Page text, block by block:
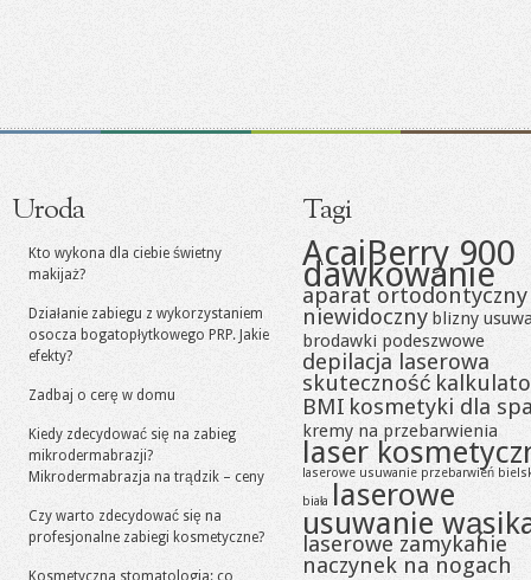
Uroda
Kto wykona dla ciebie świetny
makijaż?
Działanie zabiegu z wykorzystaniem
osocza bogatopłytkowego PRP. Jakie
efekty?
Zadbaj o cerę w domu
Kiedy zdecydować się na zabieg
mikrodermabrazji?
Mikrodermabrazja na trądzik – ceny
Czy warto zdecydować się na
profesjonalne zabiegi kosmetyczne?
Kosmetyczna stomatologia: co
Tagi
AcaiBerry 900
dawkowanie
aparat ortodontyczny
niewidoczny blizny
brodawki podeszwowe
depilacja laserowa
skuteczność
BMI kosmetyki dla
kremy na przebarwienia
laser
laserowe usuwanie przebarwień
biała laserowe
usuwanie
laserowe zamykanie
naczynek na nogach